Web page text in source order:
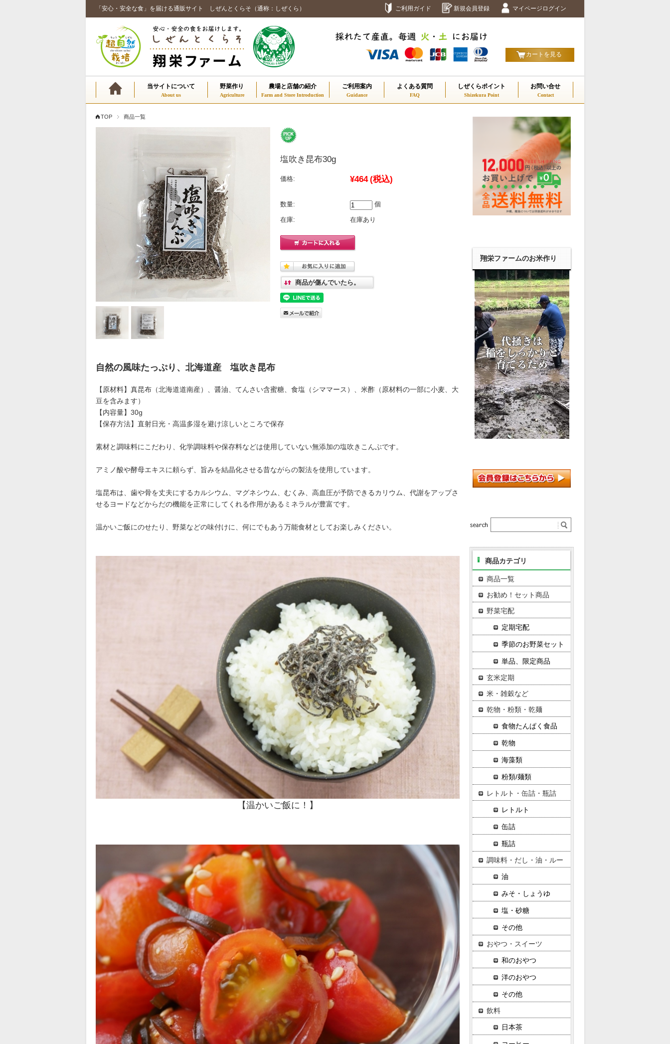
「安心・安全な食」を届ける通販サイト しぜんとくらそ（通称：しぜくら） ご利用ガイド 新規会員登録 マイページログイン
カートを見る
当サイトについて 野菜作り 農場と店舗の紹介 ご利用案内 よくある質問 しぜくらポイント お問い合せ
TOP 商品一覧
塩吹き昆布30g
価格: ¥464 (税込)
数量: 個
在庫: 在庫あり
商品が傷んでいたら。
自然の風味たっぷり、北海道産 塩吹き昆布
【原材料】真昆布（北海道道南産）、醤油、てんさい含蜜糖、食塩（シママース）、米酢（原材料の一部に小麦、大
豆を含みます）
【内容量】30g
【保存方法】直射日光・高温多湿を避け涼しいところで保存
素材と調味料にこだわり、化学調味料や保存料などは使用していない無添加の塩吹きこんぶです。
アミノ酸や酵母エキスに頼らず、旨みを結晶化させる昔ながらの製法を使用しています。
塩昆布は、歯や骨を丈夫にするカルシウム、マグネシウム、むくみ、高血圧が予防できるカリウム、代謝をアップさ
せるヨードなどからだの機能を正常にしてくれる作用があるミネラルが豊富です。
温かいご飯にのせたり、野菜などの味付けに、何にでもあう万能食材としてお楽しみください。
【温かいご飯に！】
翔栄ファームのお米作り
商品カテゴリ
商品一覧
お勧め！セット商品
野菜宅配
定期宅配
季節のお野菜セット
単品、限定商品
玄米定期
米・雑穀など
乾物・粉類・乾麺
食物たんぱく食品
乾物
海藻類
粉類/麺類
レトルト・缶詰・瓶詰
レトルト
缶詰
瓶詰
調味料・だし・油・ルー
油
みそ・しょうゆ
塩・砂糖
その他
おやつ・スイーツ
和のおやつ
洋のおやつ
その他
飲料
日本茶